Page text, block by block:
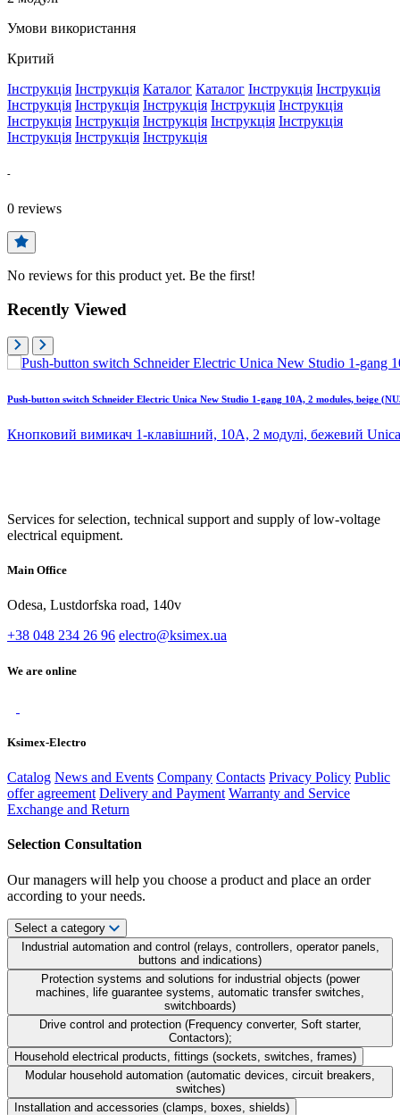
Умови використання
Критий
Інструкція Інструкція Каталог Каталог Інструкція Інструкція
Інструкція Інструкція Інструкція Інструкція Інструкція
Інструкція Інструкція Інструкція Інструкція Інструкція
Інструкція Інструкція Інструкція
-
0 reviews
No reviews for this product yet. Be the first!
Recently Viewed
Push-button switch Schneider Electric Unica New Studio 1-gang 10A, 2 modules, beige
Кнопковий вимикач 1-клавішний, 10А, 2 модулі, бежевий
Services for selection, technical support and supply of low-voltage
electrical equipment.
Main Office
Odesa, Lustdorfska road, 140v
+38 048 234 26 96 electro@ksimex.ua
We are online
Ksimex-Electro
Catalog News and Events Company Contacts Privacy Policy Public
offer agreement Delivery and Payment Warranty and Service
Exchange and Return
Selection Consultation
Our managers will help you choose a product and place an order
according to your needs.
Select a category
Industrial automation and control (relays, controllers, operator panels,
buttons and indications)
Protection systems and solutions for industrial objects (power
machines, life guarantee systems, automatic transfer switches,
switchboards)
Drive control and protection (Frequency converter, Soft starter,
Contactors);
Household electrical products, fittings (sockets, switches, frames)
Modular household automation (automatic devices, circuit breakers,
switches)
Installation and accessories (clamps, boxes, shields)